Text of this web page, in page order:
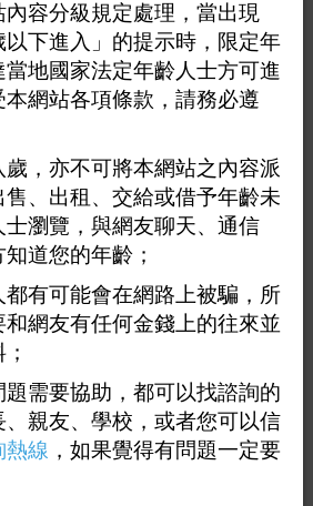
容分級規定處理，當出現
以下進入」的提示時，限定年
地國家法定年齡人士方可進
本網站各項條款，請務必遵
，亦不可將本網站之內容派
、出租、交給或借予年齡未
瀏覽，與網友聊天、通信
道您的年齡；
有可能會在網路上被騙，所
和網友有任何金錢上的往來並
需要協助，都可以找諮詢的
親友、學校，或者您可以信
熱線 ，如果覺得有問題一定要